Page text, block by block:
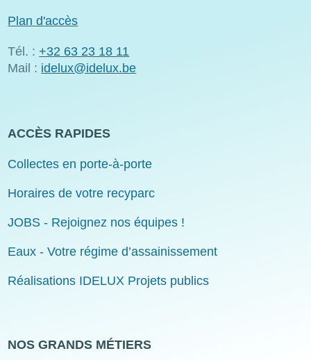
Plan d'accès
Tél. : +32 63 23 18 11
Mail : idelux@idelux.be
ACCÈS RAPIDES
Collectes en porte-à-porte
Horaires de votre recyparc
JOBS - Rejoignez nos équipes !
Eaux - Votre régime d’assainissement
Réalisations IDELUX Projets publics
NOS GRANDS MÉTIERS